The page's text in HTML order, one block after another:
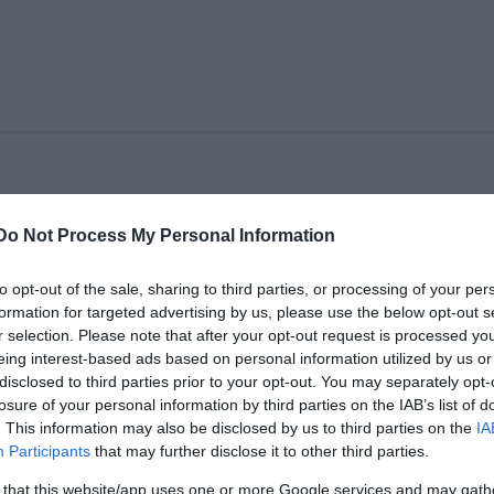
Not Process My Personal Information
opt-out of the sale, sharing to third parties, or processing of your
for targeted advertising by us, please use the below opt-out
selection. Please note that after your opt-out request is processed
interest-based ads based on personal information utilized by us
to third parties prior to your opt-out. You may separately
of your personal information by third parties on the IAB’s list of
This information may also be disclosed by us to third parties on the
Participants that may further disclose it to other third parties.
that this website/app uses one or more Google services and may
nevezték el Budafok-Tétény
szavazást követően - közölte a XXII.
az MTI-vel.
a legtöbb voksot - az egykori színészóriás,
Cziffra Györgymellett -Bujtor Istvánraadták
ismert, 2009-ben elhunyt színész, Piedone
a kerületben - tették hozzá.